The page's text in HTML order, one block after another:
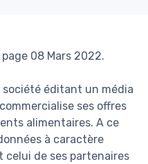
08 Mars 2022.
éditant un média
ses offres
alimentaires. A ce
à caractère
celui de ses partenaires